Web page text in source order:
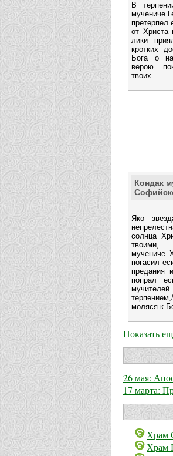
В
мучениче
претерпел
от Христа
лики
кротких
Бога о
верою
твоих.
Кондак
Яко
солнца
твоими,
мучениче
погасил
предания
попрал
моляся к
Показать
26 мая:
17 марта:
Храм
Храм